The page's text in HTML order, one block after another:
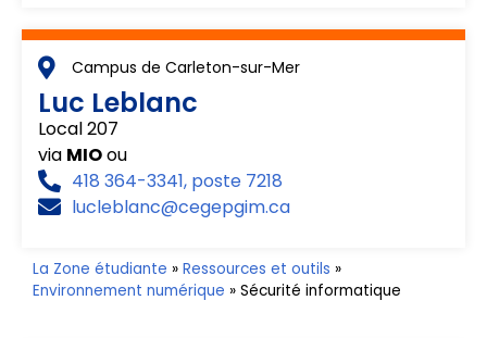
Campus de Carleton-sur-Mer
Luc Leblanc
Local 207
via MIOou
418 364-3341, poste 7218
lucleblanc@cegepgim.ca
La Zone étudiante » Ressources et outils »
Environnement numérique » Sécurité informatique